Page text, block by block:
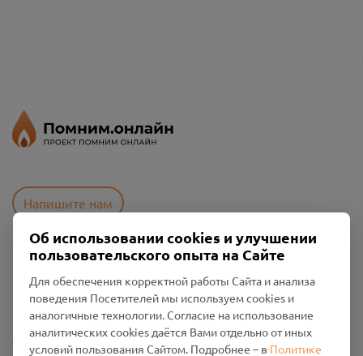
Напишите нам
Политика конфиденциальности
Промо-материалы
Настройки cookies
Об использовании cookies и улучшении
пользовательского опыта на Сайте
Для обеспечения корректной работы Сайта и анализа
поведения Посетителей мы используем cookies и
аналогичные технологии. Согласие на использование
аналитических cookies даётся Вами отдельно от иных
условий пользования Сайтом. Подробнее – в Политике